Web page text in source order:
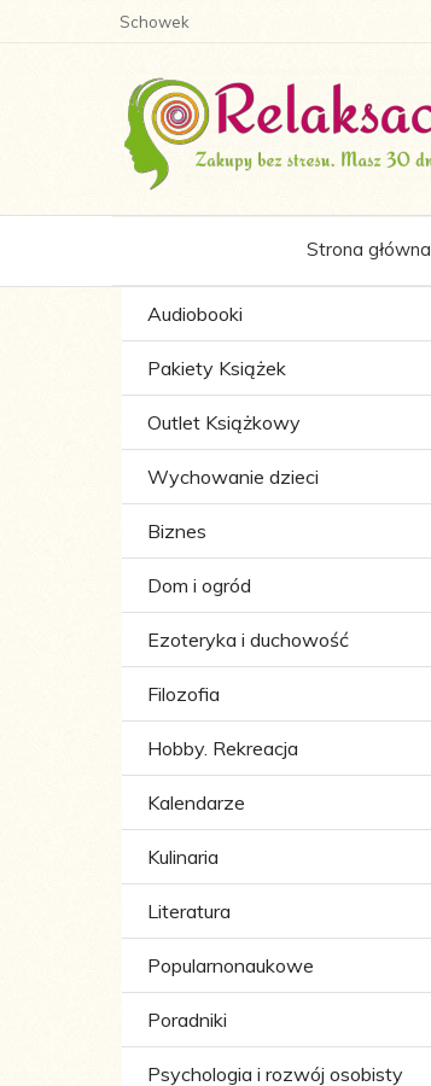
Schowek
Strona główna
Audiobooki
Pakiety Książek
Outlet Książkowy
Wychowanie dzieci
Biznes
Dom i ogród
Ezoteryka i duchowość
Filozofia
Hobby. Rekreacja
Kalendarze
Kulinaria
Literatura
Popularnonaukowe
Poradniki
Psychologia i rozwój osobisty